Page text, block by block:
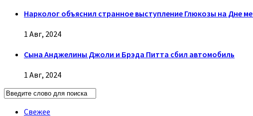
Нарколог объяснил странное выступление Глюкозы на Дне
1 Авг, 2024
Сына Анджелины Джоли и Брэда Питта сбил автомобиль
1 Авг, 2024
Свежее